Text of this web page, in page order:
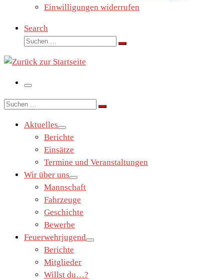
Einwilligungen widerrufen
Search
Suche
Suchen …
Menü
Suche
Suchen …
Aktuelles
Berichte
Einsätze
Termine und Veranstaltungen
Wir über uns
Mannschaft
Fahrzeuge
Geschichte
Bewerbe
Feuerwehrjugend
Berichte
Mitglieder
Willst du…?